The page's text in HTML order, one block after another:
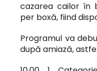
cazarea cailor în
per boxă, fiind
Programul va
după amiază,